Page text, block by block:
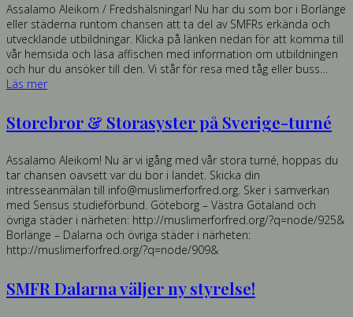
Assalamo Aleikom / Fredshälsningar! Nu har du som bor i Borlänge
eller städerna runtom chansen att ta del av SMFRs erkända och
utvecklande utbildningar. Klicka på länken nedan för att komma till
vår hemsida och läsa affischen med information om utbildningen
och hur du ansöker till den. Vi står för resa med tåg eller buss…
Läs mer
Storebror & Storasyster på Sverige-turné
Assalamo Aleikom! Nu är vi igång med vår stora turné, hoppas du
tar chansen oavsett var du bor i landet. Skicka din
intresseanmälan till info@muslimerforfred.org. Sker i samverkan
med Sensus studieförbund. Göteborg – Västra Götaland och
övriga städer i närheten: http://muslimerforfred.org/?q=node/925&
Borlänge – Dalarna och övriga städer i närheten:
http://muslimerforfred.org/?q=node/909&
SMFR Dalarna väljer ny styrelse!